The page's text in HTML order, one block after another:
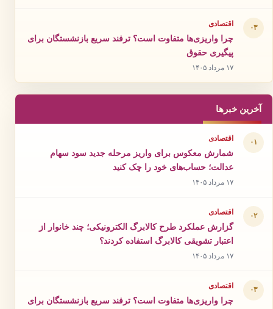
۰۳ اقتصادی
چرا واریزی‌ها متفاوت است؟ ترفند سریع بازنشستگان برای
پیگیری حقوق
۱۷ مرداد ۱۴۰۵
آخرین خبرها
۰۱ اقتصادی
شمارش معکوس برای واریز مرحله جدید سود سهام
عدالت؛ حساب‌های خود را چک کنید
۱۷ مرداد ۱۴۰۵
۰۲ اقتصادی
گزارش عملکرد طرح کالابرگ الکترونیکی؛ چند خانوار از
اعتبار تشویقی کالابرگ استفاده کردند؟
۱۷ مرداد ۱۴۰۵
۰۳ اقتصادی
چرا واریزی‌ها متفاوت است؟ ترفند سریع بازنشستگان برای